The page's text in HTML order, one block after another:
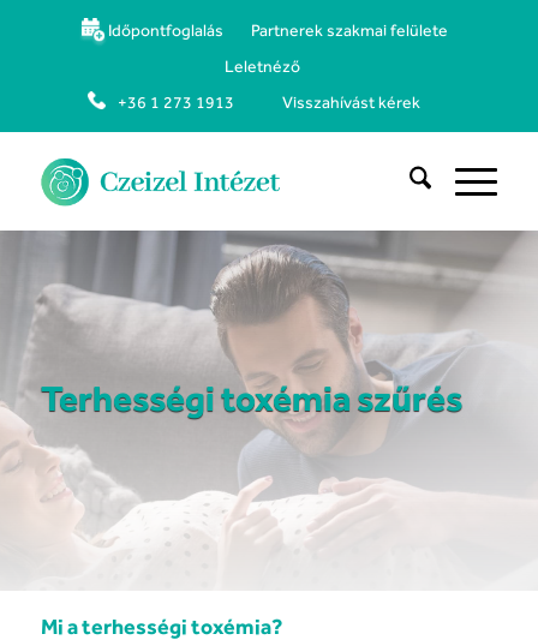
Időpontfoglalás
Partnerek szakmai felülete
Leletnéző
+36 1 273 1913
Visszahívást kérek
Terhességi toxémia szűrés
Mi a terhességi toxémia?